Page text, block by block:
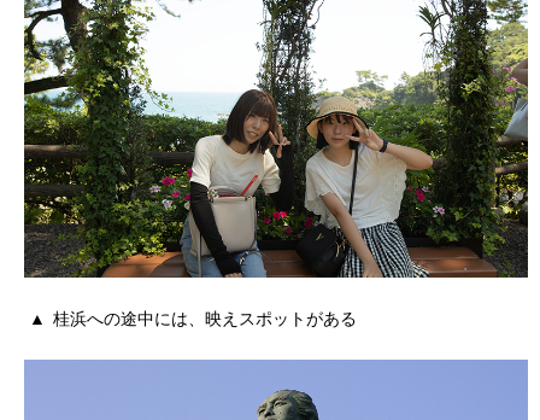
桂浜への途中には、映えスポットがある